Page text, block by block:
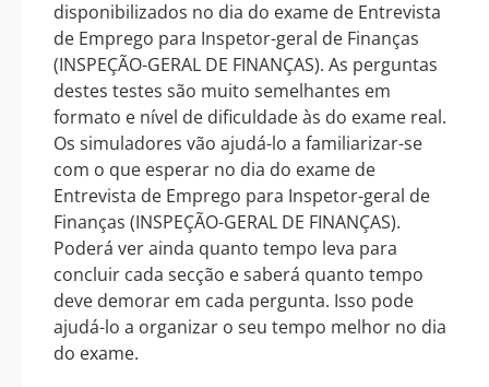
disponibilizados no dia do exame de Entrevista
de Emprego para Inspetor-geral de Finanças
(INSPEÇÃO-GERAL DE FINANÇAS). As perguntas
destes testes são muito semelhantes em
formato e nível de dificuldade às do exame real.
Os simuladores vão ajudá-lo a familiarizar-se
com o que esperar no dia do exame de
Entrevista de Emprego para Inspetor-geral de
Finanças (INSPEÇÃO-GERAL DE FINANÇAS).
Poderá ver ainda quanto tempo leva para
concluir cada secção e saberá quanto tempo
deve demorar em cada pergunta. Isso pode
ajudá-lo a organizar o seu tempo melhor no dia
do exame.